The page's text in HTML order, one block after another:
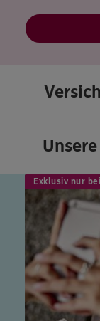
Exklusiv nur bei